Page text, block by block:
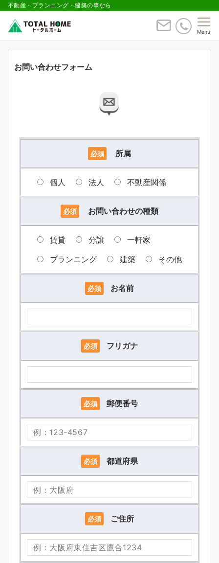
不動産・プランニング・建築の事なら
Menu
お問い合わせフォーム
必須 所属
個人 法人 不動産関係
必須 お問い合わせの種類
賃貸 分譲
一軒家
プランニング
建築 その他
必須 お名前
必須 フリガナ
必須 郵便番号
必須 都道府県
必須 ご住所